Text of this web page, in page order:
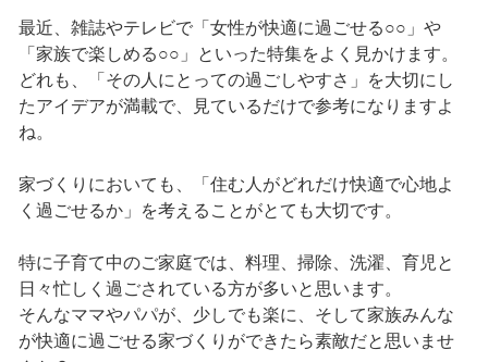
最近、雑誌やテレビで「女性が快適に過ごせる○○」や
「家族で楽しめる○○」といった特集をよく見かけます。
どれも、「その人にとっての過ごしやすさ」を大切にし
たアイデアが満載で、見ているだけで参考になりますよ
ね。
家づくりにおいても、「住む人がどれだけ快適で心地よ
く過ごせるか」を考えることがとても大切です。
特に子育て中のご家庭では、料理、掃除、洗濯、育児と
日々忙しく過ごされている方が多いと思います。
そんなママやパパが、少しでも楽に、そして家族みんな
が快適に過ごせる家づくりができたら素敵だと思いませ